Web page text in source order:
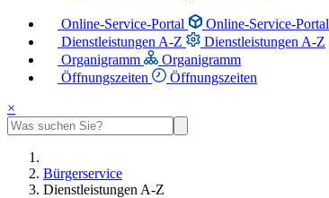
Online-Service-Portal
Online-Service-Portal
Dienstleistungen A-Z
Dienstleistungen A-Z
Organigramm
Organigramm
Öffnungszeiten
Öffnungszeiten
×
Bürgerservice
Dienstleistungen A-Z